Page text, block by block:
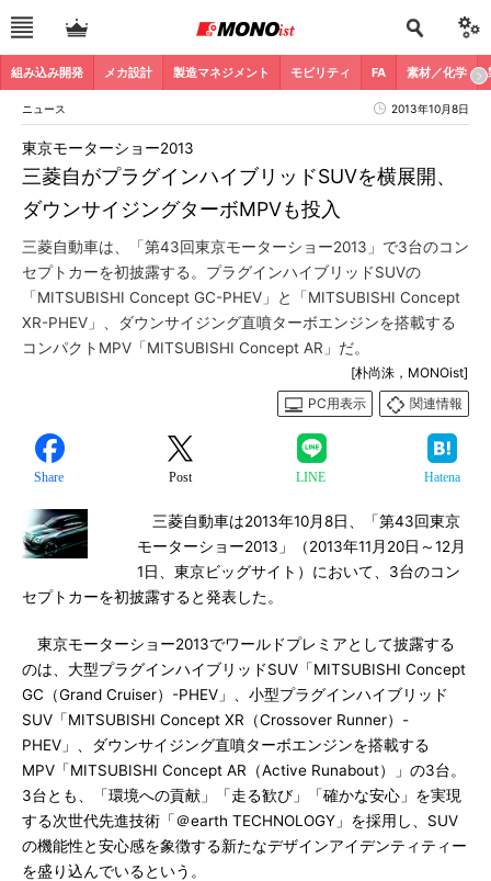
組み込み開発 メカ設計 製造マネジメント モビリティ FA 素材／化学
ニュース 2013年10月8日
三菱自がプラグインハイブリッドSUVを横展開、
ダウンサイジングターボMPVも投入
東京モーターショー2013
三菱自動車は、「第43回東京モーターショー2013」で3台のコン
セプトカーを初披露する。プラグインハイブリッドSUVの
「MITSUBISHI Concept GC-PHEV」と「MITSUBISHI Concept
XR-PHEV」、ダウンサイジング直噴ターボエンジンを搭載する
コンパクトMPV「MITSUBISHI Concept AR」だ。
[朴尚洙，MONOist]
PC用表示
関連情報
Share Post LINE Hatena
三菱自動車は2013年10月8日、「第43回東京
モーターショー2013」（2013年11月20日～12月
1日、東京ビッグサイト）において、3台のコン
セプトカーを初披露すると発表した。
東京モーターショー2013でワールドプレミアとして披露する
のは、大型プラグインハイブリッドSUV「MITSUBISHI Concept
GC（Grand Cruiser）-PHEV」、小型プラグインハイブリッド
SUV「MITSUBISHI Concept XR（Crossover Runner）-
PHEV」、ダウンサイジング直噴ターボエンジンを搭載する
MPV「MITSUBISHI Concept AR（Active Runabout）」の3台。
3台とも、「環境への貢献」「走る歓び」「確かな安心」を実現
する次世代先進技術「＠earth TECHNOLOGY」を採用し、SUV
の機能性と安心感を象徴する新たなデザインアイデンティティー
を盛り込んでいるという。